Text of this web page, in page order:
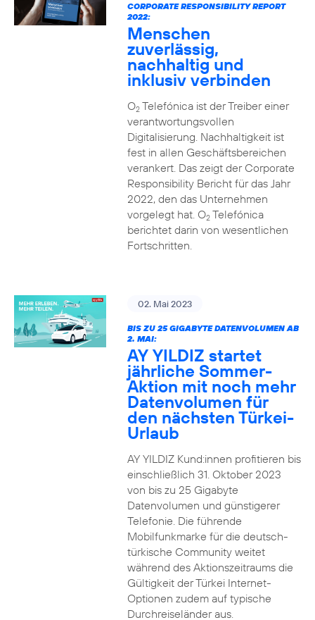
CORPORATE RESPONSIBILITY REPORT
2022:
Menschen
zuverlässig,
nachhaltig und
inklusiv verbinden
O2Telefónica ist der Treiber einer
verantwortungsvollen
Digitalisierung. Nachhaltigkeit ist
fest in allen Geschäftsbereichen
verankert. Das zeigt der Corporate
Responsibility Bericht für das Jahr
2022, den das Unternehmen
vorgelegt hat. O2Telefónica
berichtet darin von wesentlichen
Fortschritten.
02. Mai 2023
BIS ZU 25 GIGABYTE DATENVOLUMEN AB
2. MAI:
AY YILDIZ startet
jährliche Sommer-
Aktion mit noch mehr
Datenvolumen für
den nächsten Türkei-
Urlaub
AY YILDIZ Kund:innen profitieren bis
einschließlich 31. Oktober 2023
von bis zu 25 Gigabyte
Datenvolumen und günstigerer
Telefonie. Die führende
Mobilfunkmarke für die deutsch-
türkische Community weitet
während des Aktionszeitraums die
Gültigkeit der Türkei Internet-
Optionen zudem auf typische
Durchreiseländer aus.